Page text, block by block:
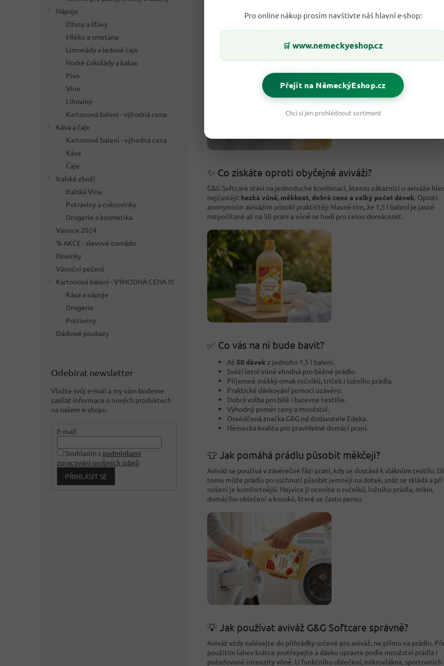
Pro online nákup prosím navštivte náš hlavní e-shop:
🛒 www.nemeckyeshop.cz
Přejít na NěmeckýEshop.cz
Chci si jen prohlédnout sortiment
Nápoje
Džusy a šťávy
Mléko a smetana
Limonády a ledové čaje
Horké čokolády a kakao
Pivo
Víno
Lihoviny
Kartonová balení - výhodná cena
Káva a čaje
Kartonové balení - výhodná cena
Káva
Čaje
Italské zboží
Italská Vína
Potraviny a cukrovinky
Drogerie a kosmetika
Vánoce 2024
% AKCE - slevové tornádo
Novinky
Vánoční pečení
Kartonová balení - VÝHODNÁ CENA !!!
Káva a nápoje
Drogerie
Potraviny
Dárkové poukazy
Odebírat newsletter
Vložte svůj e-mail a my vám budeme
zasílat informace o nových produktech
na našem e-shopu.
E-mail
Souhlasím s podmínkami
zpracování osobních údajů
PŘIHLÁSIT SE
✨ Co získáte oproti obyčejné aviváži?
G&G Softcare staví na jednoduché kombinaci, kterou zákazníci u aviváže
nejčastěji: hezká vůně, měkkost, dobrá cena a velký počet dávek. Oproti
anonymním avivážím působí praktičtěji hlavně tím, že 1,5 l balení je jasně
rozpočítané až na 50 praní a vůně se hodí pro celou domácnost.
✅ Co vás na ní bude bavit?
Až 50 dávek z jednoho 1,5 l balení.
Svěží letní vůně vhodná pro běžné prádlo.
Příjemně měkký omak ručníků, triček i ložního prádla.
Praktické dávkování pomocí uzávěru.
Dobrá volba pro bílé i barevné textilie.
Výhodný poměr ceny a množství.
Osvědčená značka G&G od dodavatele Edeka.
Německá kvalita pro pravidelné domácí praní.
👕 Jak pomáhá prádlu působit měkčeji?
Aviváž se používá v závěrečné fázi praní, kdy se dostává k vláknům textilu.
tomu může prádlo po uschnutí působit jemněji na dotek, snáz se skládá a při
nošení je komfortnější. Nejvíce ji oceníte u ručníků, ložního prádla, mikin,
domácího oblečení a kousků, které se často perou.
💡 Jak používat aviváž G&G Softcare správně?
Aviváž vždy nalévejte do přihrádky určené pro aviváž, ne přímo na prádlo.
použitím lahev krátce protřepejte a dávku upravte podle množství prádla i
požadované intenzity vůně. U funkčního oblečení, mikrovlákna, sportovních